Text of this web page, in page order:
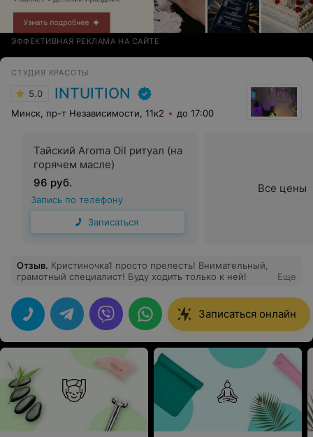
ЭФФЕКТИВНАЯ РЕКЛАМА НА САЙТЕ
СТУДИЯ КРАСОТЫ
5.0 INTUITION
Минск, пр-т Независимости, 11к2 до 17:00
Тайский Aroma Oil ритуал (на
горячем масле)
96 руб.
Запись по телефону
Записаться
Все цены
Отзыв. Кристиночка1 просто прелесть! Внимательный,
грамотный специалист! Буду ходить только к ней!
Еще
Записаться онлайн